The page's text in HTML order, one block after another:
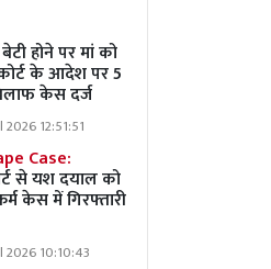
बेटी होने पर मां को
के आदेश पर 5
केस दर्ज
2026 12:51:51
Case:
से यश दयाल को
केस में गिरफ्तारी
2026 10:10:43